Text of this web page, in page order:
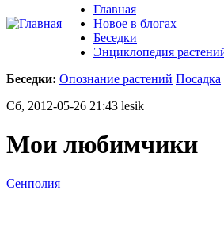
Главная
Новое в блогах
Беседки
Энциклопедия
Беседки: Опознание растений Посадка
Сб, 2012-05-26 21:43 lesik
Мои любимчики
Сенполия